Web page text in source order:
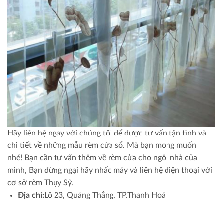
Hãy liên hệ ngay với chúng tôi để được tư vấn tận tình và
chi tiết về những mẫu rèm cửa sổ. Mà bạn mong muốn
nhé! Bạn cần tư vấn thêm về rèm cửa cho ngôi nhà của
mình, Bạn đừng ngại hãy nhấc máy và liên hệ điện thoại với
cơ sở rèm Thụy Sỹ.
Địa chỉ:Lô 23, Quảng Thắng, TP.Thanh Hoá